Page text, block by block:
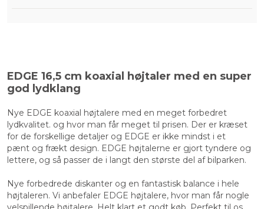
EDGE 16,5 cm koaxial højtaler med en super
god lydklang
Nye EDGE koaxial højtalere med en meget forbedret
lydkvalitet. og hvor man får meget til prisen. Der er kræset
for de forskellige detaljer og EDGE er ikke mindst i et
pænt og frækt design. EDGE højtalerne er gjort tyndere og
lettere, og så passer de i langt den største del af bilparken.
Nye forbedrede diskanter og en fantastisk balance i hele
højtaleren. Vi anbefaler EDGE højtalere, hvor man får nogle